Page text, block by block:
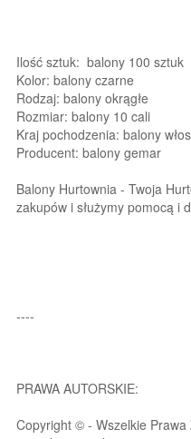
Ilość sztuk: balony 100 sztuk
Kolor: balony czarne
Rodzaj: balony okrągłe
Rozmiar: balony 10 cali
Kraj pochodzenia: balony
Producent: balony gemar
Balony Hurtownia - Twoja
zakupów i służymy pomocą i
----
PRAWA AUTORSKIE:
Copyright © - Wszelkie